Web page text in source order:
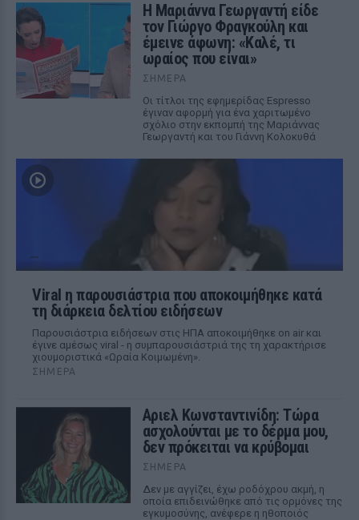
Η Μαριάννα Γεωργαντή είδε
τον Γιώργο Φραγκούλη και
έμεινε άφωνη: «Καλέ, τι
ωραίος που είναι»
ΣΉΜΕΡΑ
Οι τίτλοι της εφημερίδας Espresso
έγιναν αφορμή για ένα χαριτωμένο
σχόλιο στην εκπομπή της Μαριάννας
Γεωργαντή και του Γιάννη Κολοκυθά
Viral η παρουσιάστρια που αποκοιμήθηκε κατά
τη διάρκεια δελτίου ειδήσεων
Παρουσιάστρια ειδήσεων στις ΗΠΑ αποκοιμήθηκε on air και
έγινε αμέσως viral - η συμπαρουσιάστριά της τη χαρακτήρισε
χιουμοριστικά «Ωραία Κοιμωμένη».
ΣΉΜΕΡΑ
Αριελ Κωνσταντινίδη: Τώρα
ασχολούνται με το δέρμα μου,
δεν πρόκειται να κρύβομαι
ΣΉΜΕΡΑ
Δεν με αγγίζει, έχω ροδόχρου ακμή, η
οποία επιδεινώθηκε από τις ορμόνες της
εγκυμοσύνης, ανέφερε η ηθοποιός